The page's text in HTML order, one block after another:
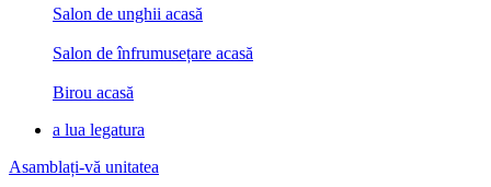
Salon de unghii acasă
Salon de înfrumusețare acasă
Birou acasă
a lua legatura
Asamblați-vă unitatea